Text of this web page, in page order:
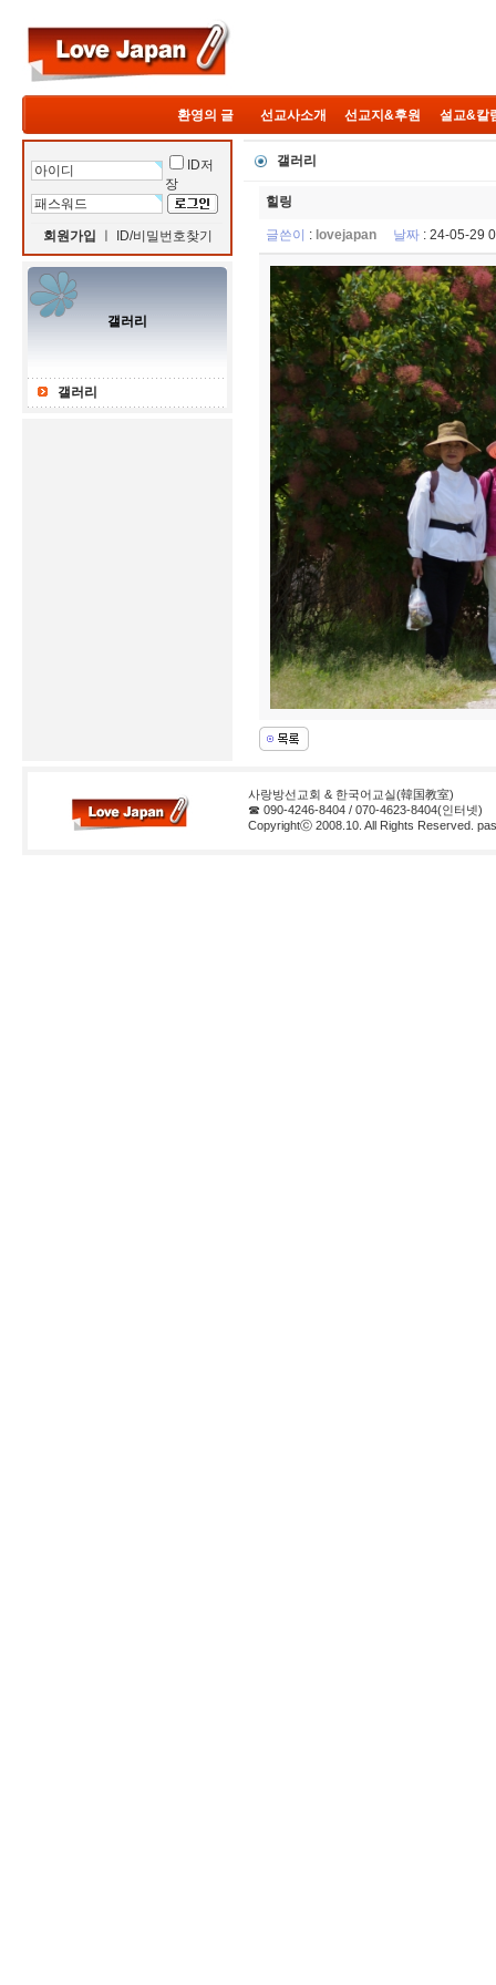
환영의 글 선교사소개 선교지&후원 설교&칼
ID저
장
회원가입 ID/비밀번호찾기
갤러리
갤러리
갤러리
힐링
글쓴이 : lovejapan 날짜: 24-05-
사랑방선교회 & 한국어교실(韓国教室)
☎ 090-4246-8404 / 070-4623-8404(인터넷)
Copyrightⓒ 2008.10. All Rights Reserved.